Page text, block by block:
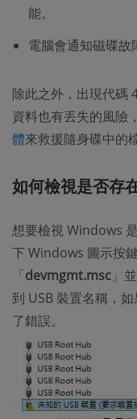
能。
電腦會通知磁碟故
除此之外，出現代碼
資料也有丟失的風險
體來救援隨身碟中的
如何檢視是否存
想要檢視 Windows
下 Windows 圖示按
「devmgmt.msc 」
到 USB 裝置名稱，
了錯誤。